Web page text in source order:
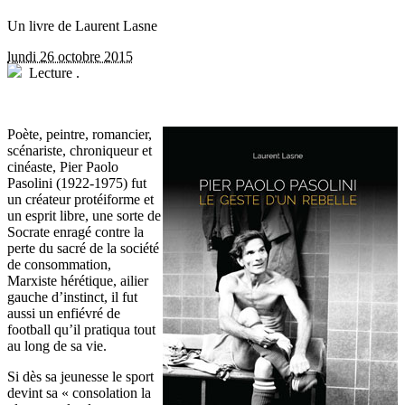
Un livre de Laurent Lasne
lundi 26 octobre 2015
Lecture .
Poète, peintre, romancier,
scénariste, chroniqueur et
cinéaste, Pier Paolo
Pasolini (1922-1975) fut
un créateur protéiforme et
un esprit libre, une sorte de
Socrate enragé contre la
perte du sacré de la société
de consommation,
Marxiste hérétique, ailier
gauche d’instinct, il fut
aussi un enfiévré de
football qu’il pratiqua tout
au long de sa vie.
Si dès sa jeunesse le sport
devint sa « consolation la